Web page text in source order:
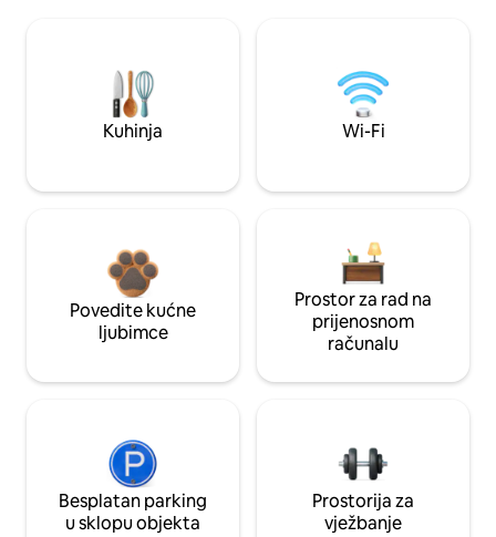
Kuhinja Wi-Fi
Povedite kućne
ljubimce
Prostor za rad na
prijenosnom
računalu
Besplatan parking
u sklopu objekta
Prostorija za
vježbanje